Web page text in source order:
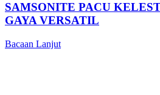
SAMSONITE PACU
GAYA VERSATIL
Bacaan Lanjut